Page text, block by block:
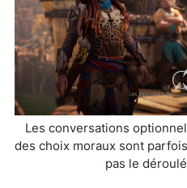
Les conversations
des choix moraux sont
pas le